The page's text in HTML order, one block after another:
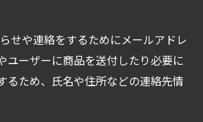
せや連絡をするためにメールアドレ
ユーザーに商品を送付したり必要に
るため、氏名や住所などの連絡先情